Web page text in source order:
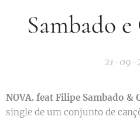
Sambado
21-09-
NOVA. feat Filipe Sambado &
single de um conjunto de